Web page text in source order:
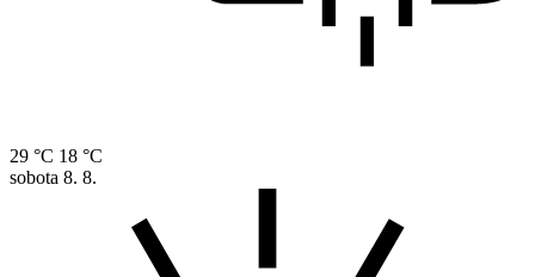
29 °C 18 °C
sobota 8. 8.